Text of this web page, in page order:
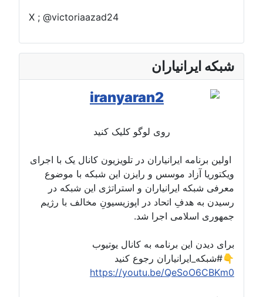
X ; @victoriaazad24
شبکه ایرانیاران
روی لوگو کلیک کنید
اولین برنامه ایرانیاران در تلویزیون کانال یک با اجرای
ویکتوریا آزاد موسس و رایزن این شبکه با موضوع
معرفی شبکه ایرانیاران و استراتژی این شبکه در
رسیدن به هدفِ اتحاد در اپوزیسیونِ مخالف با رژیم
جمهوری اسلامی اجرا شد.
برای دیدن این برنامه به کانال یوتیوب
#شبکه_ایرانیاران رجوع کنید👇
https://youtu.be/QeSoO6CBKm0